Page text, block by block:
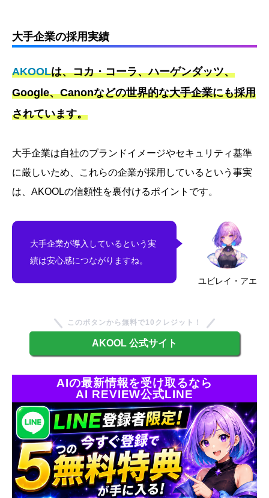
大手企業の採用実績
AKOOLは、コカ・コーラ、ハーゲンダッツ、
Google、Canonなどの世界的な大手企業にも採用
されています。
大手企業は自社のブランドイメージやセキュリティ基準
に厳しいため、これらの企業が採用しているという事実
は、AKOOLの信頼性を裏付けるポイントです。
ユビレイ・アエ
大手企業が導入しているという実
績は安心感につながりますね。
このボタンから無料で10クレジット！
AKOOL 公式サイト
AIの最新情報を受け取るなら
AI REVIEW公式LINE